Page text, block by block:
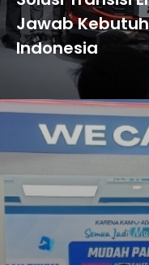
Jawab
Indonesia